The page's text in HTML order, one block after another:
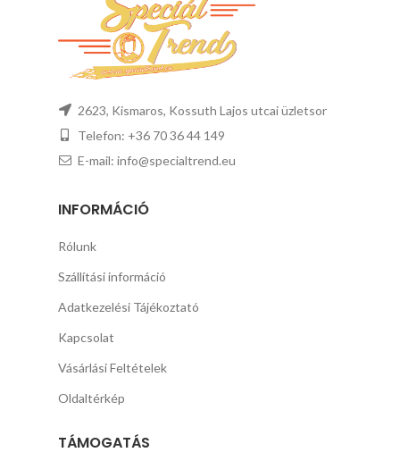
2623, Kismaros, Kossuth Lajos utcai üzletsor
Telefon: +36 70 36 44 149
E-mail: info@specialtrend.eu
INFORMÁCIÓ
Rólunk
Szállítási információ
Adatkezelési Tájékoztató
Kapcsolat
Vásárlási Feltételek
Oldaltérkép
TÁMOGATÁS